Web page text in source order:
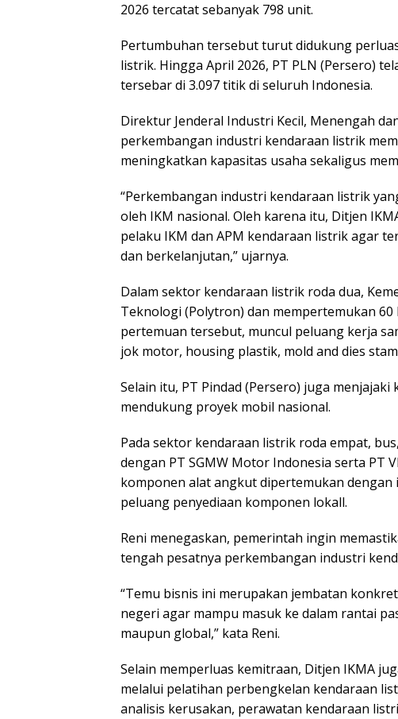
2026 tercatat sebanyak 798 unit.
Pertumbuhan tersebut turut didukung
listrik. Hingga April 2026, PT PLN (Persero)
tersebar di 3.097 titik di seluruh Indonesia.
Direktur Jenderal Industri Kecil, Menengah
perkembangan industri kendaraan listrik
meningkatkan kapasitas usaha sekaligus
“Perkembangan industri kendaraan listrik
oleh IKM nasional. Oleh karena itu, Ditjen
pelaku IKM dan APM kendaraan listrik agar
dan berkelanjutan,” ujarnya.
Dalam sektor kendaraan listrik roda dua,
Teknologi (Polytron) dan mempertemukan
pertemuan tersebut, muncul peluang kerja
jok motor, housing plastik, mold and dies
Selain itu, PT Pindad (Persero) juga
mendukung proyek mobil nasional.
Pada sektor kendaraan listrik roda empat,
dengan PT SGMW Motor Indonesia serta PT
komponen alat angkut dipertemukan
peluang penyediaan komponen lokall.
Reni menegaskan, pemerintah ingin
tengah pesatnya perkembangan industri
“Temu bisnis ini merupakan jembatan
negeri agar mampu masuk ke dalam rantai
maupun global,” kata Reni.
Selain memperluas kemitraan, Ditjen IKMA
melalui pelatihan perbengkelan kendaraan
analisis kerusakan, perawatan kendaraan